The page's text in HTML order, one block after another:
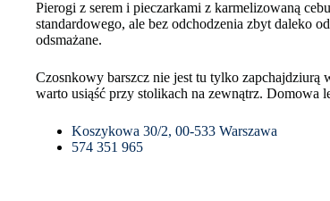
Pierogi z serem i pieczarkami z karmelizowaną
standardowego, ale bez odchodzenia zbyt daleko
odsmażane.
Czosnkowy barszcz nie jest tu tylko zapchajdziurą
warto usiąść przy stolikach na zewnątrz. Domowa
Koszykowa 30/2, 00-533 Warszawa
574 351 965